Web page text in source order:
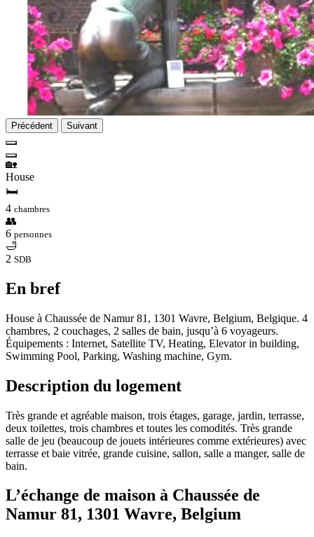
Précédent Suivant
🏡
House
🛏
4 chambres
👥
6 personnes
🛁
2 SDB
En bref
House à Chaussée de Namur 81, 1301 Wavre, Belgium, Belgique. 4
chambres, 2 couchages, 2 salles de bain, jusqu’à 6 voyageurs.
Équipements : Internet, Satellite TV, Heating, Elevator in building,
Swimming Pool, Parking, Washing machine, Gym.
Description du logement
Très grande et agréable maison, trois étages, garage, jardin, terrasse,
deux toilettes, trois chambres et toutes les comodités. Très grande
salle de jeu (beaucoup de jouets intérieures comme extérieures) avec
terrasse et baie vitrée, grande cuisine, sallon, salle a manger, salle de
bain.
L’échange de maison à Chaussée de
Namur 81, 1301 Wavre, Belgium